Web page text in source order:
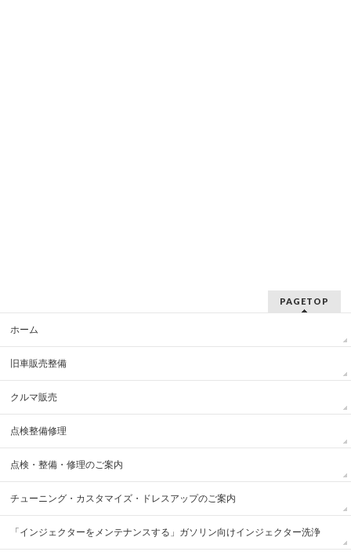
PAGETOP
ホーム
旧車販売整備
クルマ販売
点検整備修理
点検・整備・修理のご案内
チューニング・カスタマイズ・ドレスアップのご案内
「インジェクターをメンテナンスする」ガソリン向けインジェクター洗浄